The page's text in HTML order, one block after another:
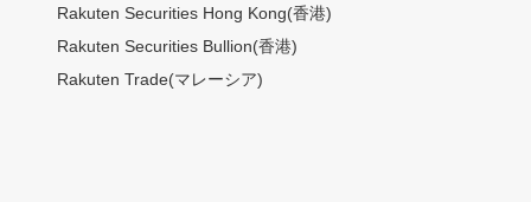
Rakuten Securities Hong Kong(香港)
Rakuten Securities Bullion(香港)
Rakuten Trade(マレーシア)